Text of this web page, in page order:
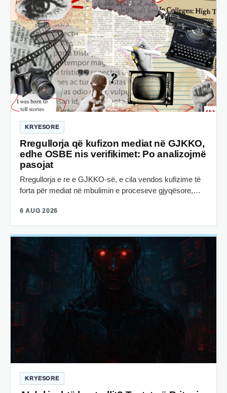
KRYESORE
Rregullorja që kufizon mediat në GJKKO,
edhe OSBE nis verifikimet: Po analizojmë
pasojat
Rregullorja e re e GJKKO-së, e cila vendos kufizime të
forta për mediat në mbulimin e proceseve gjyqësore,…
6 AUG 2026
KRYESORE